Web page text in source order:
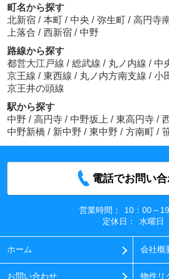
町名から探す
北新宿 / 本町 / 中央 / 弥生町 / 高円寺
上落合 / 西新宿 / 中野
路線から探す
都営大江戸線 / 総武線 / 丸ノ内線 / 中
京王線 / 東西線 / 丸ノ内方南支線 / 小
京王井の頭線
駅から探す
中野 / 高円寺 / 中野坂上 / 東高円寺 /
中野新橋 / 新中野 / 東中野 / 方南町 /
電話でお問い
営業時間：
10：00～
定休日：
水曜日
ホーム 会社概
お問い合わせ 物件リ